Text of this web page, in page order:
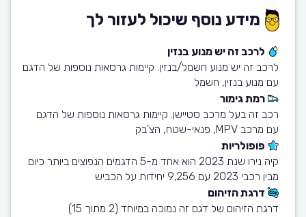
מידע נוסף שיכול לעזור לך
לרכב זה יש מנוע בנזין
לרכב זה יש מנוע חשמל/בנזין. קיימות גרסאות נוספות של הדגם
עם מנוע בנזין, חשמל
רמת גימור
רכב זה בעל מרכב סטיישן. קיימות גרסאות נוספות של הדגם
עם מרכב MPV, פנאי-שטח, הצ'בק
פופולריות
קיה נירו שנת 2023 הוא אחד מ-5 הדגמים הנפוצים ביותר כיום
מבין רכבי 2023 עם 9,256 יחידות על הכביש
דרגת הזיהום
דרגת הזיהום של דגם זה נמוכה במיוחד (2 מתוך 15)